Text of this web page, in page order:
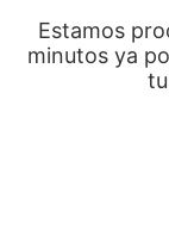
Estamos
minutos ya